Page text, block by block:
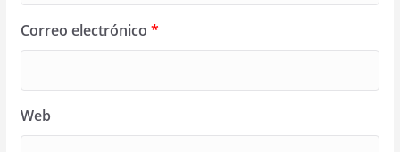
Correo electrónico *
Web